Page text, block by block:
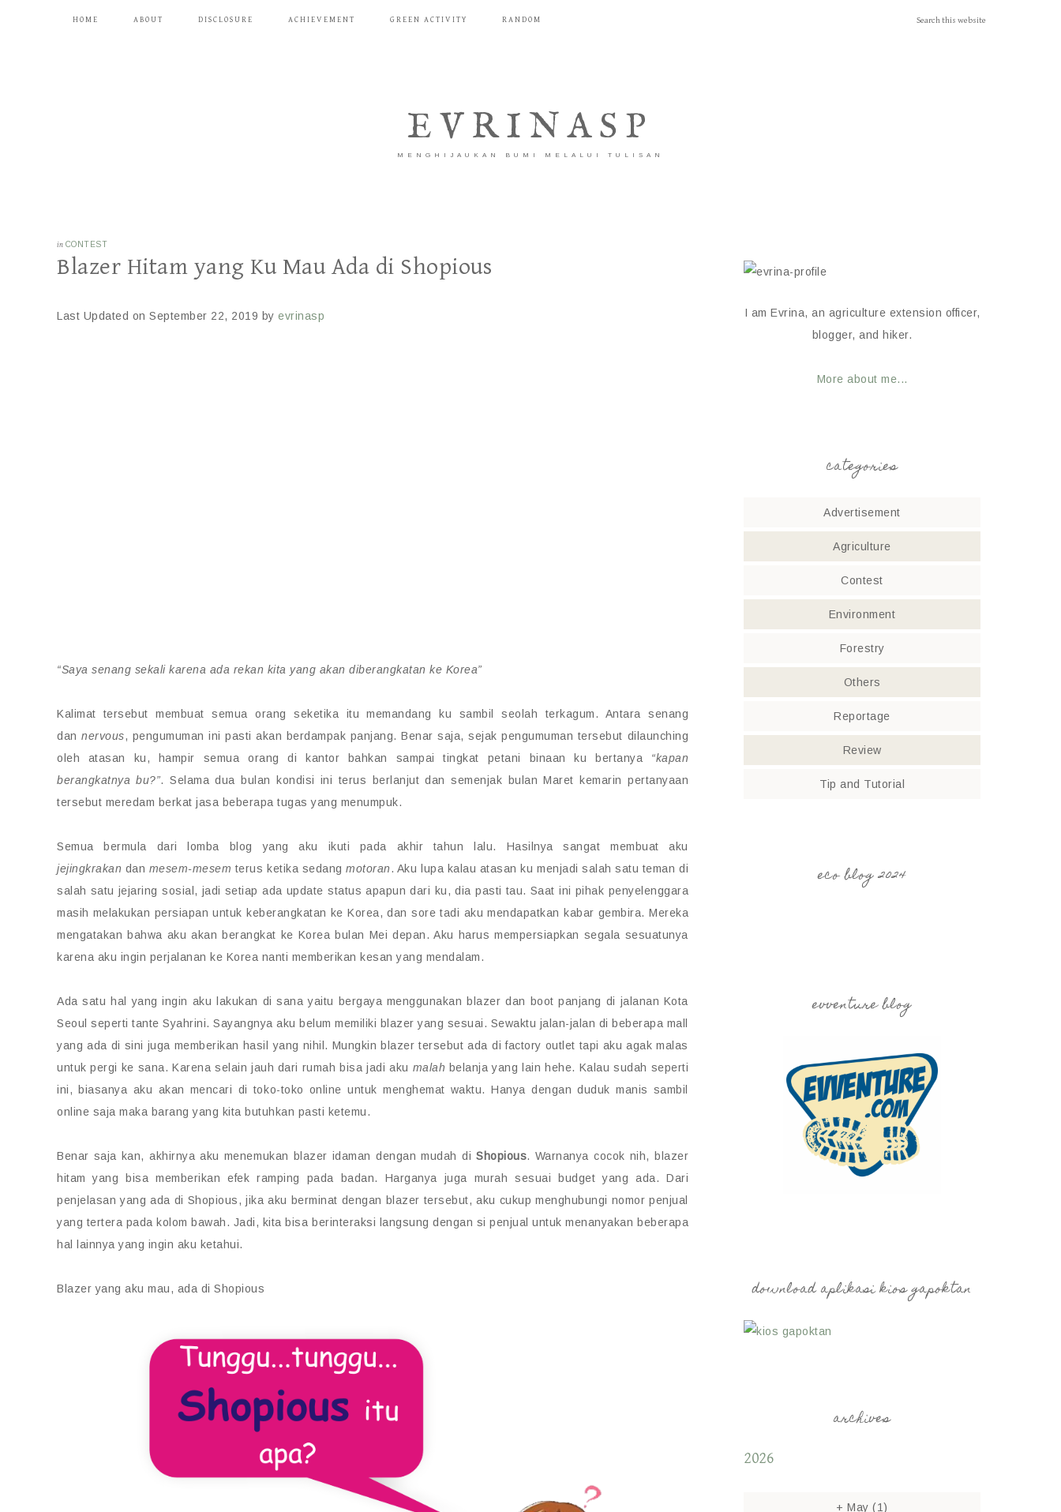
HOME ABOUT DISCLOSURE ACHIEVEMENT GREEN ACTIVITY RANDOM
EVRINASP
MENGHIJAUKAN BUMI MELALUI TULISAN
in CONTEST
Blazer Hitam yang Ku Mau Ada di Shopious
Last Updated on September 22, 2019 by evrinasp
“Saya senang sekali karena ada rekan kita yang akan diberangkatan ke Korea”
Kalimat tersebut membuat semua orang seketika itu memandang ku sambil seolah terkagum. Antara senang
dannervous, pengumuman ini pasti akan berdampak panjang. Benar saja, sejak pengumuman tersebut dilaunching
oleh atasan ku, hampir semua orang di kantor bahkan sampai tingkat petani binaan ku bertanya “kapan
berangkatnya bu?”. Selama dua bulan kondisi ini terus berlanjut dan semenjak bulan Maret kemarin pertanyaan
tersebut meredam berkat jasa beberapa tugas yang menumpuk.
Semua bermula dari lomba blog yang aku ikuti pada akhir tahun lalu. Hasilnya sangat membuat aku
jejingkrakan dan mesem-mesem terus ketika sedangmotoran. Aku lupa kalau atasan ku menjadi salah satu teman di
salah satu jejaring sosial, jadi setiap ada update status apapun dari ku, dia pasti tau. Saat ini pihak penyelenggara
masih melakukan persiapan untuk keberangkatan ke Korea, dan sore tadi aku mendapatkan kabar gembira. Mereka
mengatakan bahwa aku akan berangkat ke Korea bulan Mei depan. Aku harus mempersiapkan segala sesuatunya
karena aku ingin perjalanan ke Korea nanti memberikan kesan yang mendalam.
Ada satu hal yang ingin aku lakukan di sana yaitu bergaya menggunakan blazer dan boot panjang di jalanan Kota
Seoul seperti tante Syahrini. Sayangnya aku belum memiliki blazer yang sesuai. Sewaktu jalan-jalan di beberapa mall
yang ada di sini juga memberikan hasil yang nihil. Mungkin blazer tersebut ada di factory outlet tapi aku agak malas
untuk pergi ke sana. Karena selain jauh dari rumah bisa jadi aku malah belanja yang lain hehe. Kalau sudah seperti
ini, biasanya aku akan mencari di toko-toko online untuk menghemat waktu. Hanya dengan duduk manis sambil
online saja maka barang yang kita butuhkan pasti ketemu.
Benar saja kan, akhirnya aku menemukan blazer idaman dengan mudah diShopious. Warnanya cocok nih, blazer
hitam yang bisa memberikan efek ramping pada badan. Harganya juga murah sesuai budget yang ada. Dari
penjelasan yang ada di Shopious, jika aku berminat dengan blazer tersebut, aku cukup menghubungi nomor penjual
yang tertera pada kolom bawah. Jadi, kita bisa berinteraksi langsung dengan si penjual untuk menanyakan beberapa
hal lainnya yang ingin aku ketahui.
Blazer yang aku mau, ada di Shopious
I am Evrina, an agriculture extension officer,
blogger, and hiker.
More about me...
categories
Advertisement
Agriculture
Contest
Environment
Forestry
Others
Reportage
Review
Tip and Tutorial
eco blog 2024
evventure blog
download aplikasi kios gapoktan
archives
2026
+ May(1)